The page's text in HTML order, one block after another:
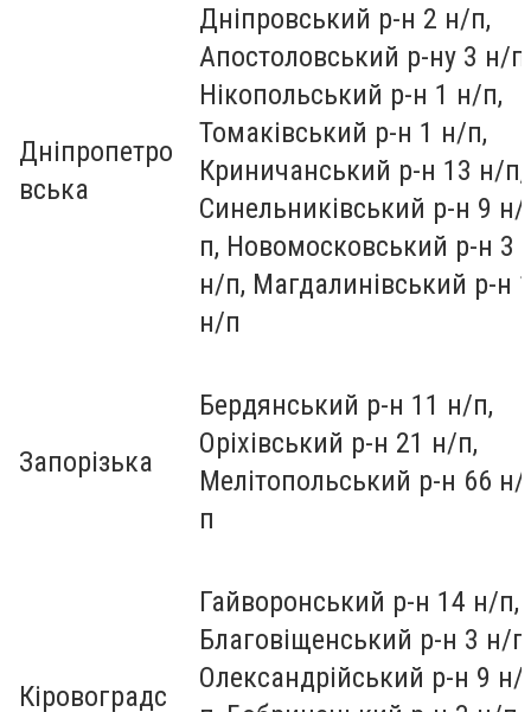
Дніпропетро
вська
Дніпровський р-н 2 н/п,
Апостоловський р-ну 3 н/п,
Нікопольський р-н 1 н/п,
Томаківський р-н 1 н/п,
Криничанський р-н 13 н/п,
Синельниківський р-н 9 н/
п, Новомосковський р-н 3
н/п, Магдалинівський р-н
н/п
Запорізька
Бердянський р-н 11 н/п,
Оріхівський р-н 21 н/п,
Мелітопольський р-н 66 н/
п
Кіровоградс
Гайворонський р-н 14 н/п,
Благовіщенський р-н 3 н/п,
Олександрійський р-н 9 н/